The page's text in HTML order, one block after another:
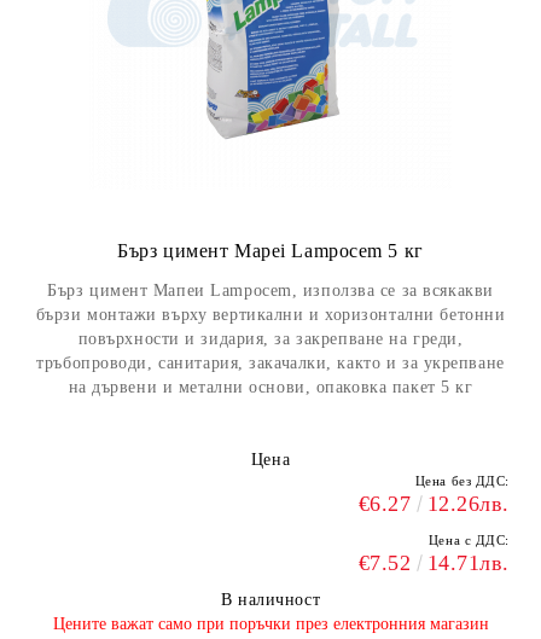
Бърз цимент Mapei Lampocem 5 кг
Бърз цимент Мапеи Lampocem, използва се за всякакви
бързи монтажи върху вертикални и хоризонтални бетонни
повърхности и зидария, за закрепване на греди,
тръбопроводи, санитария, закачалки, както и за укрепване
на дървени и метални основи, опаковка пакет 5 кг
Цена
Цена без ДДС:
€6.27 12.26лв.
Цена с ДДС:
€7.52 14.71лв.
В наличност
​Цените важат само при поръчки през електронния магазин